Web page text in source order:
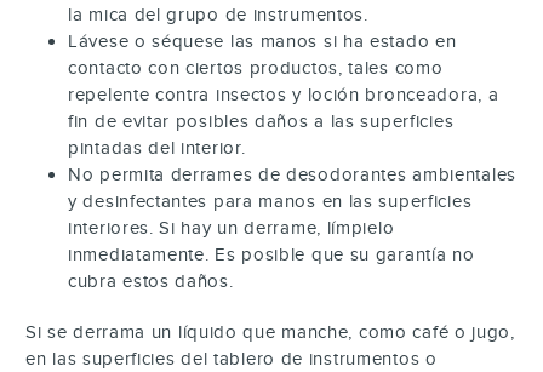
la mica del grupo de instrumentos.
Lávese o séquese las manos si ha estado en
contacto con ciertos productos, tales como
repelente contra insectos y loción bronceadora, a
fin de evitar posibles daños a las superficies
pintadas del interior.
No permita derrames de desodorantes ambientales
y desinfectantes para manos en las superficies
interiores. Si hay un derrame, límpielo
inmediatamente. Es posible que su garantía no
cubra estos daños.
Si se derrama un líquido que manche, como café o jugo,
en las superficies del tablero de instrumentos o